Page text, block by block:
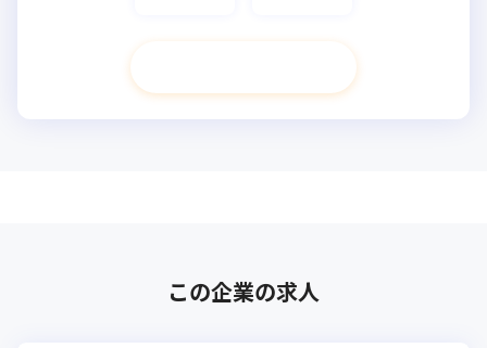
この企業の求人